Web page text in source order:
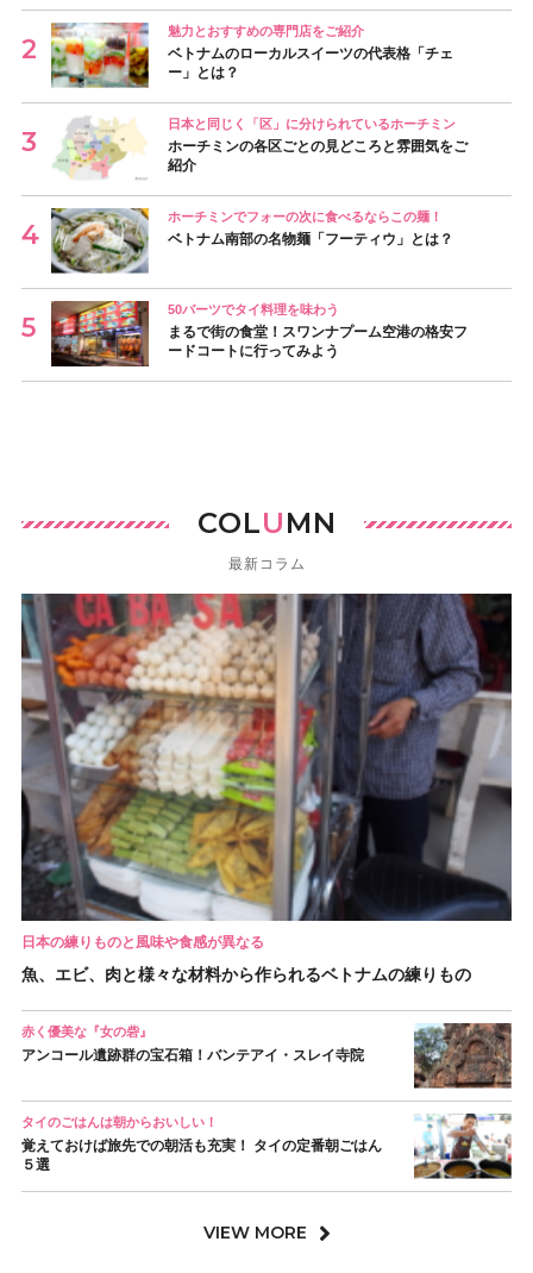
魅力とおすすめの専門店をご紹介
ベトナムのローカルスイーツの代表格「チェ
ー」とは？
日本と同じく「区」に分けられているホーチミン
ホーチミンの各区ごとの見どころと雰囲気をご
紹介
ホーチミンでフォーの次に食べるならこの麺！
ベトナム南部の名物麺「フーティウ」とは？
50バーツでタイ料理を味わう
まるで街の食堂！スワンナプーム空港の格安フ
ードコートに行ってみよう
COLUMN
最新コラム
日本の練りものと風味や食感が異なる
魚、エビ、肉と様々な材料から作られるベトナムの練りもの
赤く優美な『女の砦』
アンコール遺跡群の宝石箱！バンテアイ・スレイ寺院
タイのごはんは朝からおいしい！
覚えておけば旅先での朝活も充実！ タイの定番朝ごはん
５選
VIEW MORE